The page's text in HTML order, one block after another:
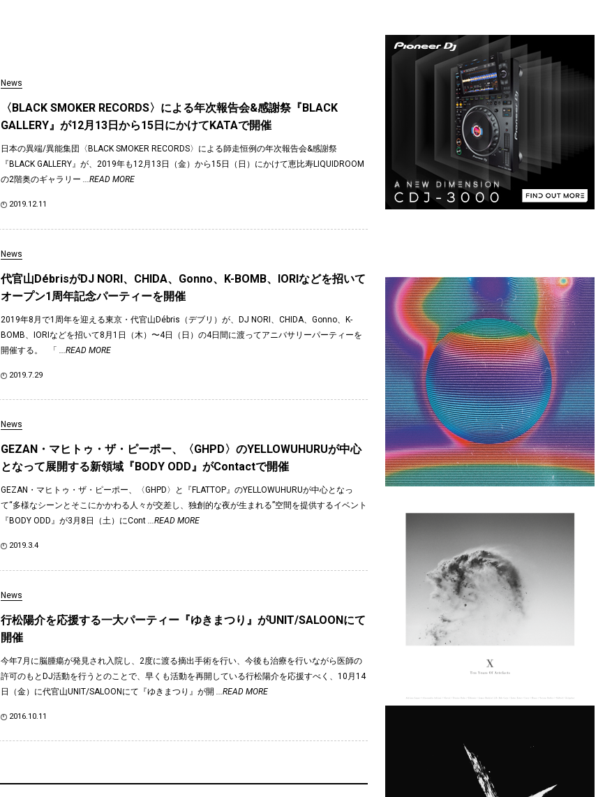
News
〈BLACK SMOKER RECORDS〉による年次報告会&感謝祭『BLACK
GALLERY』が12月13日から15日にかけてKATAで開催
日本の異端/異能集団〈BLACK SMOKER RECORDS〉による師走恒例の年次報告会&感謝祭
『BLACK GALLERY』が、2019年も12月13日（金）から15日（日）にかけて恵比寿LIQUIDROOM
の2階奥のギャラリー...READ MORE
2019.12.11
News
代官山DébrisがDJ NORI、CHIDA、Gonno、K-BOMB、IORIなどを招いて
オープン1周年記念パーティーを開催
2019年8月で1周年を迎える東京・代官山Débris（デブリ）が、DJ NORI、CHIDA、Gonno、K-
BOMB、IORIなどを招いて8月1日（木）〜4日（日）の4日間に渡ってアニバサリーパーティーを
開催する。 「
...READ MORE
2019.7.29
News
GEZAN・マヒトゥ・ザ・ピーポー、〈GHPD〉のYELLOWUHURUが中心
となって展開する新領域『BODY ODD』がContactで開催
GEZAN・マヒトゥ・ザ・ピーポー、〈GHPD〉と『FLATTOP』のYELLOWUHURUが中心となっ
て“多様なシーンとそこにかかわる人々が交差し、独創的な夜が生まれる”空間を提供するイベント
『BODY ODD』が3月8日（土）にCont...READ MORE
2019.3.4
News
行松陽介を応援する一大パーティー『ゆきまつり』がUNIT/SALOONにて
開催
今年7月に脳腫瘍が発見され入院し、2度に渡る摘出手術を行い、今後も治療を行いながら医師の
許可のもとDJ活動を行うとのことで、早くも活動を再開している行松陽介を応援すべく、10月14
日（金）に代官山UNIT/SALOONにて『ゆきまつり』が開
...READ MORE
2016.10.11